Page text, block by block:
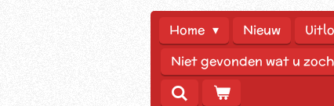
Home Nieuw
Niet gevonden wat u